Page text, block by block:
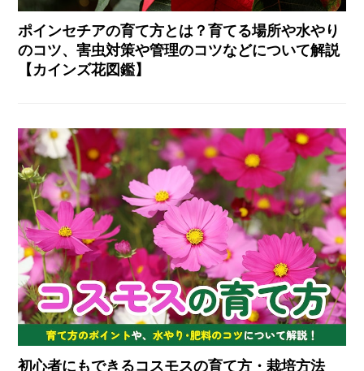
ポインセチアの育て方とは？育てる場所や水やり
のコツ、害虫対策や管理のコツなどについて解説
【カインズ花図鑑】
初心者にもできるコスモスの育て方・栽培方法